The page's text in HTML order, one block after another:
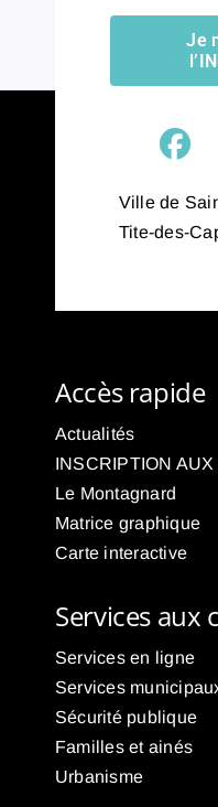
Je
Ville de
Tite-des-
Accès rapide
Actualités
INSCRIPTION
Le Montagnard
Matrice graphique
Carte interactive
Services aux
Services en ligne
Services
Sécurité publique
Familles et ainés
Urbanisme